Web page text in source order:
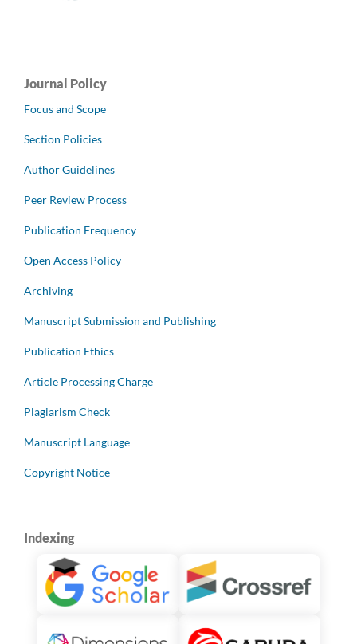
Journal Policy
Focus and Scope
Section Policies
Author Guidelines
Peer Review Process
Publication Frequency
Open Access Policy
Archiving
Manuscript Submission and Publishing
Publication Ethics
Article Processing Charge
Plagiarism Check
Manuscript Language
Copyright Notice
Indexing